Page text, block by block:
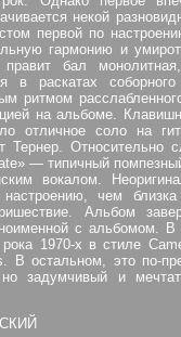
некой
первой по
гармонию и
бал монолитная,
в раскатах
ритмом
на альбоме.
отличное соло на
Тернер.
— типичный
вокалом.
настроению, чем
Альбом
с альбомом. В
рока 1970-х в стиле
В остальном, это по-
но задумчивый и